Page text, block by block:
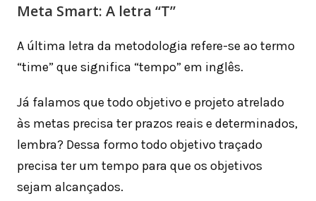
Meta Smart: A letra “T”
A última letra da metodologia refere-se ao termo
“time” que significa “tempo” em inglês.
Já falamos que todo objetivo e projeto atrelado
às metas precisa ter prazos reais e determinados,
lembra? Dessa formo todo objetivo traçado
precisa ter um tempo para que os objetivos
sejam alcançados.